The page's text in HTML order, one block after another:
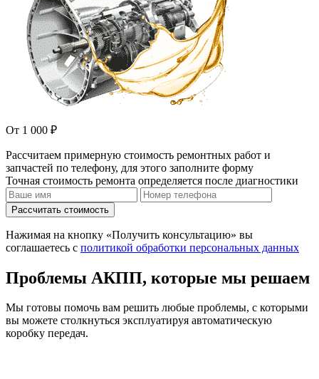
От 1 000 ₽
Рассчитаем примерную стоимость ремонтных работ и
запчастей по телефону, для этого заполните форму
Точная стоимость ремонта определяется после диагностики
Рассчитать стоимость
Нажимая на кнопку «Получить консультацию» вы
соглашаетесь с политикой обработки персональных данных
Проблемы АКПП, которые мы решаем
Мы готовы помочь вам решить любые проблемы, с которыми
вы можете столкнуться эксплуатируя автоматическую
коробку передач.